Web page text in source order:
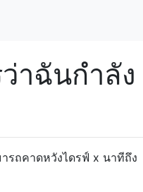
าฉันกำลัง
รถคาดหวังไดรฟ์ x นาทีถึง